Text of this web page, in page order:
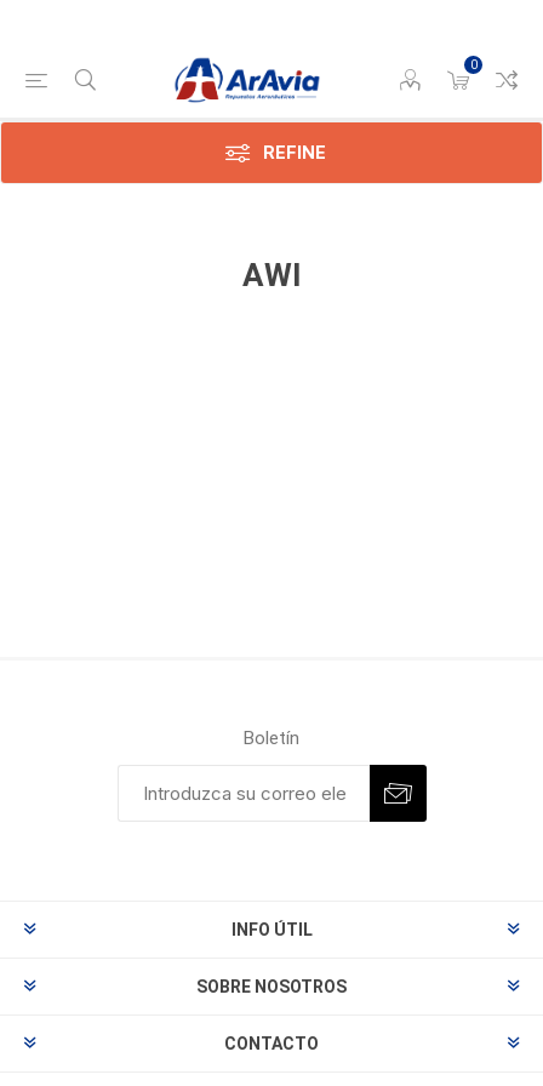
0
REFINE
AWI
Boletín
INFO ÚTIL
SOBRE NOSOTROS
CONTACTO